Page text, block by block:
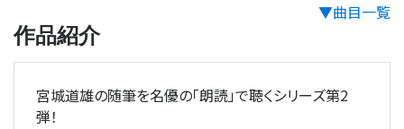
▼曲目一覧
作品紹介
宮城道雄の随筆を名優の「朗読」で聴くシリーズ第2
弾！